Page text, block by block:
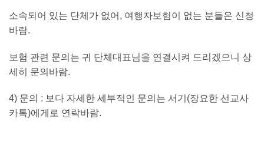
소속되어 있는 단체가 없어 , 여행자보험이 없는 분들은 신청
바람.
보험 관련 문의는 귀 단체대표님을 연결시켜 드리겠으니 상
세히 문의바람.
4) 문의 : 보다 자세한 세부적인 문의는 서기 (장요한 선교사
카톡)에게로 연락바람.